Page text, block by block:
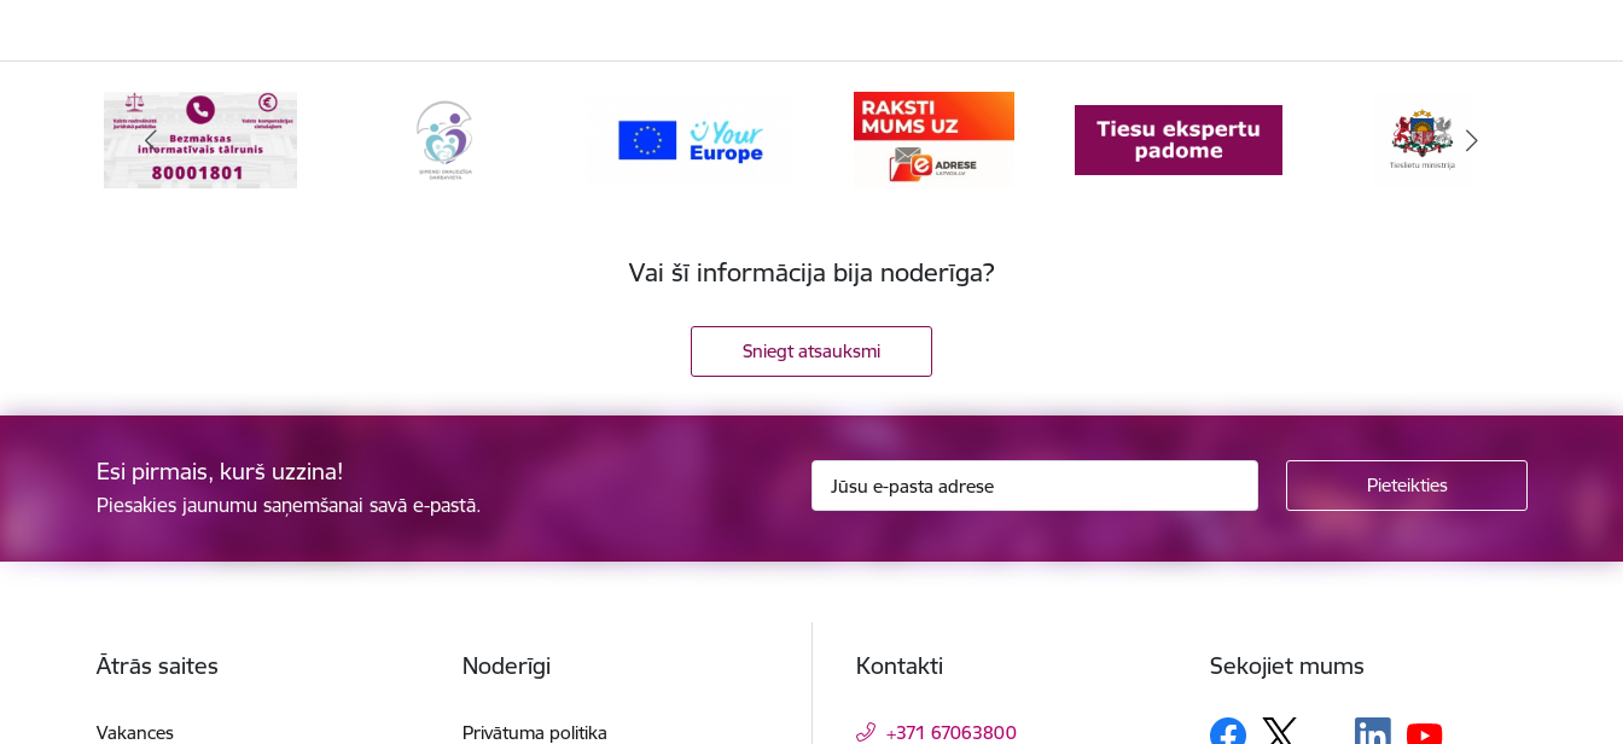
Vai šī informācija bija noderīga?
Sniegt atsauksmi
Esi pirmais, kurš uzzina!
Piesakies jaunumu saņemšanai savā e-pastā.
Ātrās saites
Vakances
Noderīgi
Privātuma politika
Kontakti
+371 67063800
Sekojiet mums